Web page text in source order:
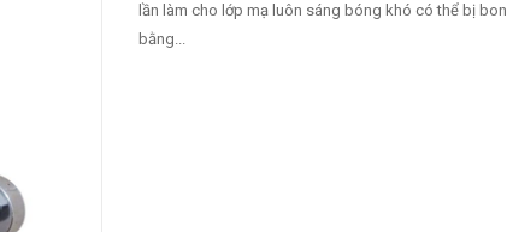
lần làm cho lớp mạ luôn sáng bóng khó có thể bị
bằng...